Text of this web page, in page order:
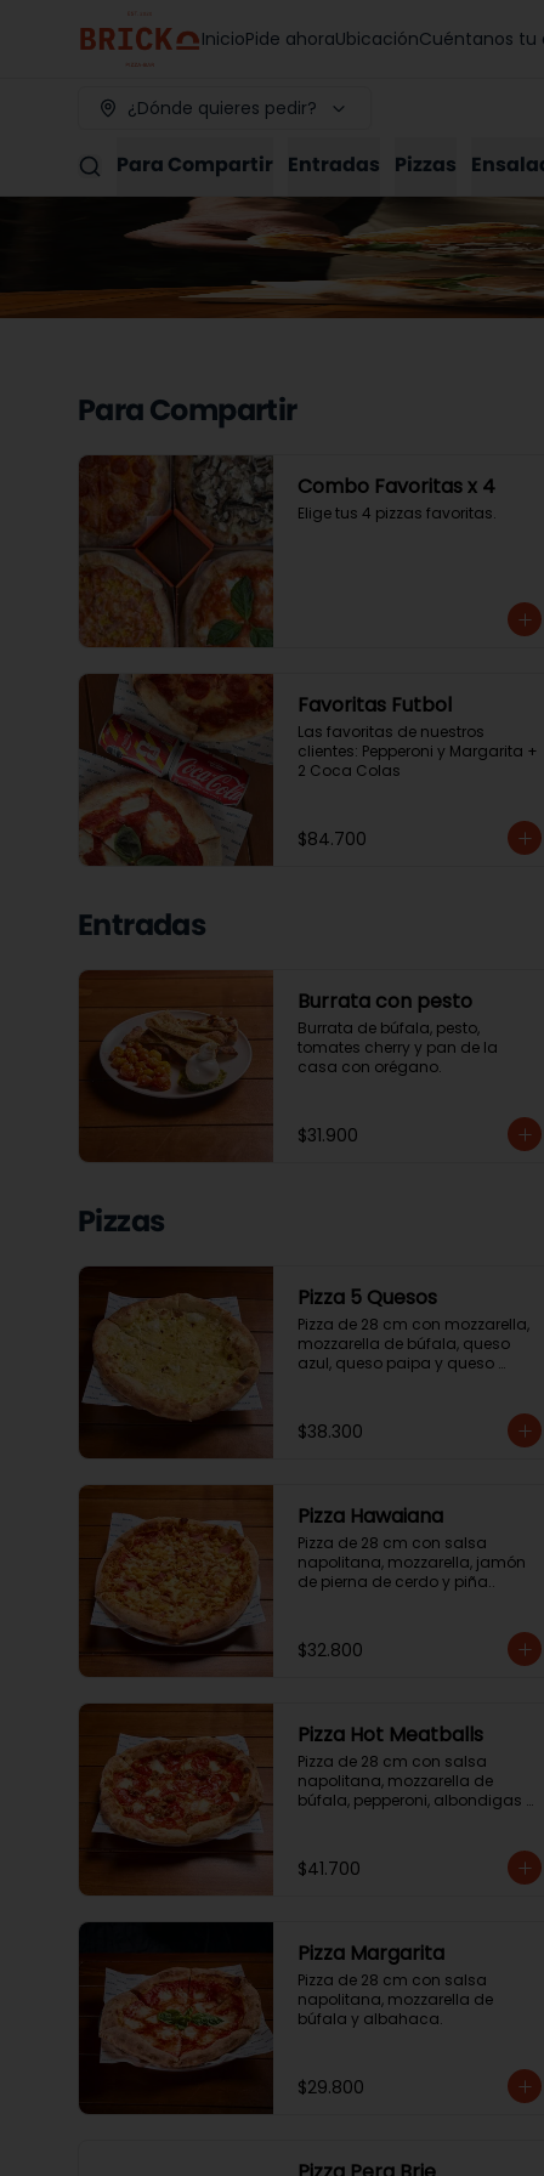
InicioPide ahoraUbicaciónCuéntanos tu
¿Dónde quieres pedir?
Para Compartir Entradas Pizzas
Para Compartir
Combo Favoritas x 4
Elige tus 4 pizzas favoritas.
Favoritas Futbol
Las favoritas de nuestros
clientes: Pepperoni y Margarita +
2 Coca Colas
$84.700
Entradas
Burrata con pesto
Burrata de búfala, pesto,
tomates cherry y pan de la
casa con orégano.
$31.900
Pizzas
Pizza 5 Quesos
Pizza de 28 cm con mozzarella,
mozzarella de búfala, queso
azul, queso paipa y queso
$38.300
Pizza Hawaiana
Pizza de 28 cm con salsa
napolitana, mozzarella, jamón
de pierna de cerdo y piña..
$32.800
Pizza Hot Meatballs
Pizza de 28 cm con salsa
napolitana, mozzarella de
búfala, pepperoni, albondigas y
$41.700
Pizza Margarita
Pizza de 28 cm con salsa
napolitana, mozzarella de
búfala y albahaca.
$29.800